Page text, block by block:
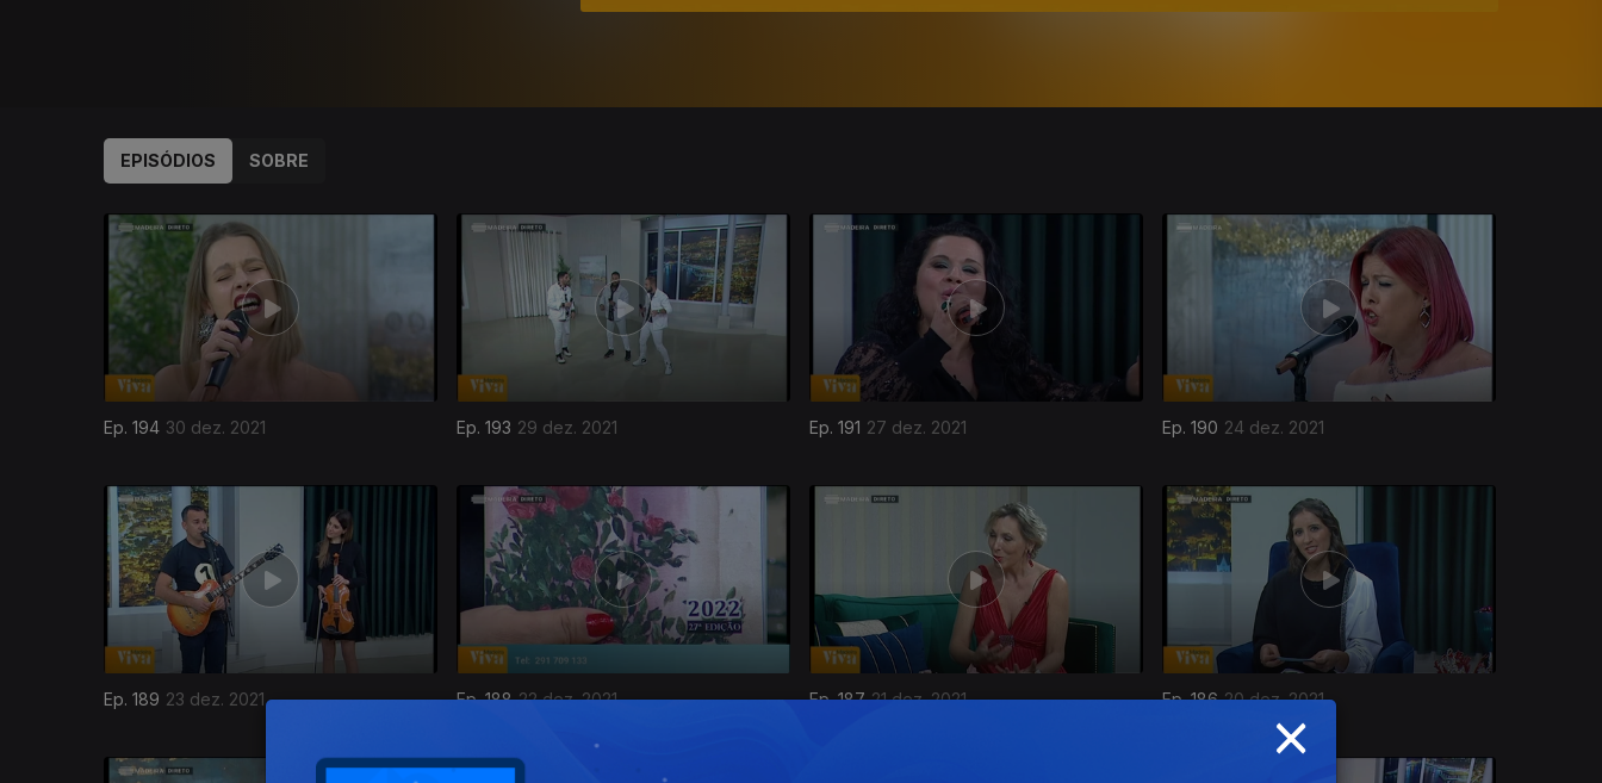
EPISÓDIOS SOBRE
Ep. 194 30 dez. 2021 Ep. 193 29 dez. 2021 Ep. 191 27 dez. 2021 Ep. 190 24 dez. 2021
Ep. 189 23 dez. 2021 Ep. 188 22 dez. 2021 Ep. 187 21 dez. 2021 Ep. 186 20 dez. 2021
585958 ×